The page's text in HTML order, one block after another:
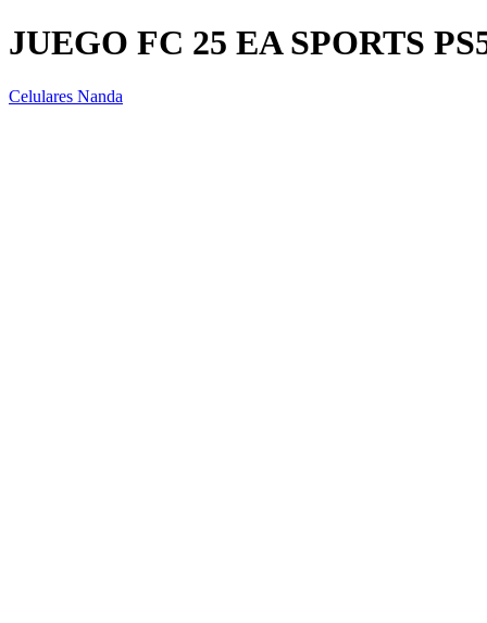
JUEGO FC 25 EA SPORTS
Celulares Nanda